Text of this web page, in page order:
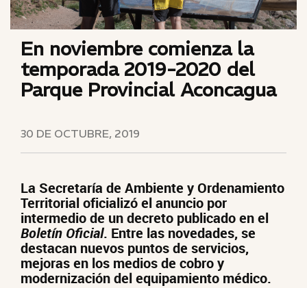
En noviembre comienza la
temporada 2019-2020 del
Parque Provincial Aconcagua
30 DE OCTUBRE, 2019
La Secretaría de Ambiente y Ordenamiento
Territorial oficializó el anuncio por
intermedio de un decreto publicado en el
Boletín Oficial. Entre las novedades, se
destacan nuevos puntos de servicios,
mejoras en los medios de cobro y
modernización del equipamiento médico.